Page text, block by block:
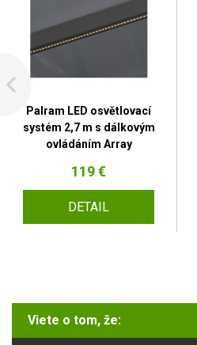
Palram LED osvětlovací
systém 2,7 m s dálkovým
ovládáním Array
119 €
DETAIL
Viete o tom, že: